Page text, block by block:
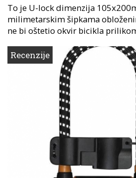
To je U-lock dimenzija
milimetarskim šipkama
ne bi oštetio okvir bicikla
Recenzije